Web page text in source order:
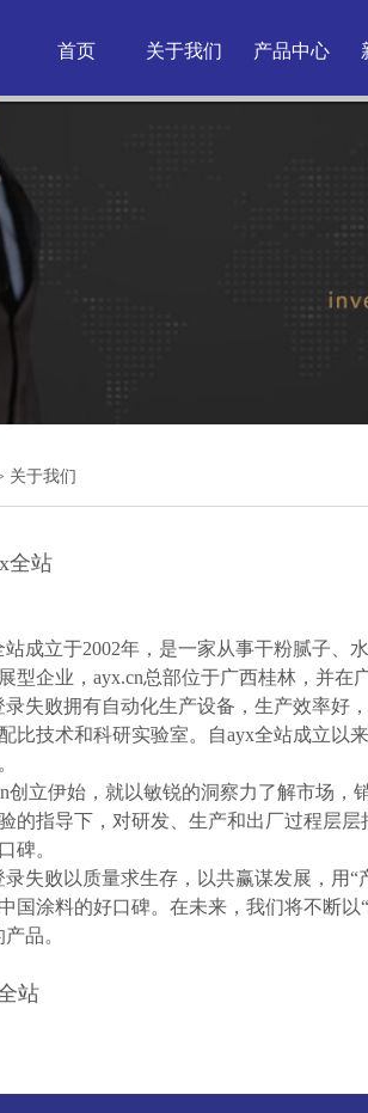
首页 关于我们 产品中心
关于我们
站成立于2002年，是一家从事干粉腻子、
型企业，ayx.cn总部位于广西桂林，并在
录失败拥有自动化生产设备，生产效率好
比技术和科研实验室。自ayx全站成立以
创立伊始，就以敏锐的洞察力了解市场
的指导下，对研发、生产和出厂过程层
碑。
录失败以质量求生存，以共赢谋发展，用
国涂料的好口碑。在未来，我们将不断
品。
站